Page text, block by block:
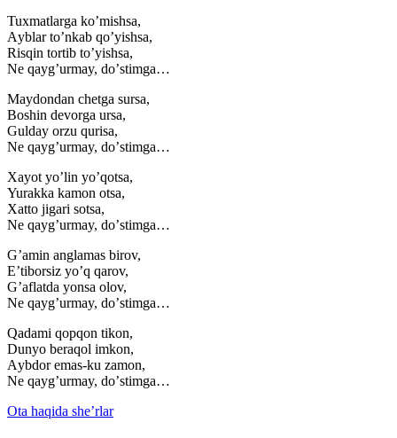
Tuxmatlarga koʼmishsa,
Аyblar toʼnkab qoʼyishsa,
Risqin tortib toʼyishsa,
Ne qaygʼurmay, doʼstimga…
Maydondan chetga sursa,
Boshin devorga ursa,
Gulday orzu qurisa,
Ne qaygʼurmay, doʼstimga…
Xayot yoʼlin yoʼqotsa,
Yurakka kamon otsa,
Xatto jigari sotsa,
Ne qaygʼurmay, doʼstimga…
Gʼamin anglamas birov,
Eʼtiborsiz yoʼq qarov,
Gʼaflatda yonsa olov,
Ne qaygʼurmay, doʼstimga…
Qadami qopqon tikon,
Dunyo beraqol imkon,
Аybdor emas-ku zamon,
Ne qaygʼurmay, doʼstimga…
Ota haqida she’rlar